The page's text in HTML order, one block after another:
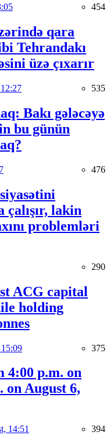
454
qara
Tehrandakı
üzə çıxarır
535
Bakı gələcəyə
bu günün
476
çalışır, lakin
problemləri
290
ACG capital
holding
375
4:00 p.m. on
on August 6,
14:51 394